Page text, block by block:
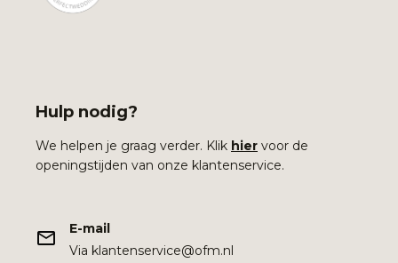
Hulp nodig?
We helpen je graag verder. Klik hier voor de
openingstijden van onze klantenservice.
E-mail
Via klantenservice@ofm.nl